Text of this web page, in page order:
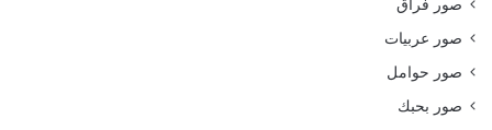
صور فراق
صور عربيات
صور حوامل
صور بحبك